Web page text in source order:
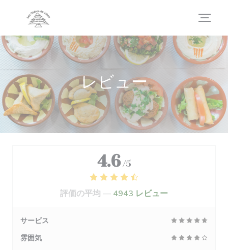
レビュー
4.6 /5
評価の平均 — 4943 レビュー
サービス
雰囲気